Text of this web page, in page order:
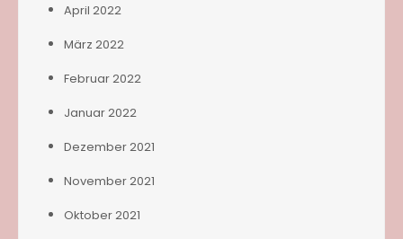
April 2022
März 2022
Februar 2022
Januar 2022
Dezember 2021
November 2021
Oktober 2021